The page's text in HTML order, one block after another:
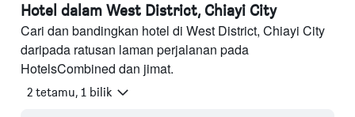
Hotel dalam West District, Chiayi City
Cari dan bandingkan hotel di West District, Chiayi City
daripada ratusan laman perjalanan pada
HotelsCombined dan jimat.
2 tetamu, 1 bilik